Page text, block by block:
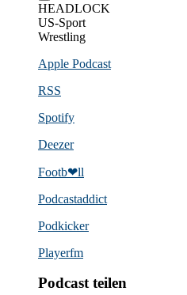
HEADLOCK
US-Sport
Wrestling
Apple Podcast
RSS
Spotify
Deezer
Footb❤ll
Podcast­addict
Podkicker
Playerfm
Podcast teilen